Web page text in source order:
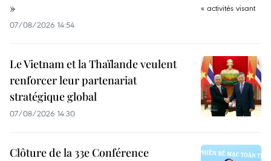
»
07/08/2026 14:54
Le Vietnam et la Thaïlande veulent
renforcer leur partenariat
stratégique global
07/08/2026 14:30
Clôture de la 33e Conférence